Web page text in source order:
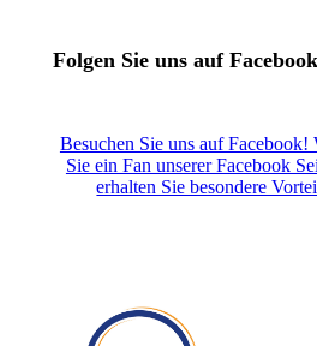
Folgen Sie uns auf
Besuchen Sie uns auf Facebook!
Sie ein Fan unserer Facebook
erhalten Sie besondere